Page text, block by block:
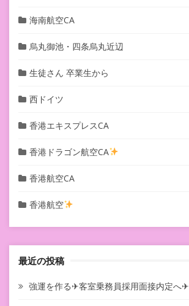
海南航空CA
烏丸御池・四条烏丸近辺
生徒さん 卒業生から
西ドイツ
香港エキスプレスCA
香港ドラゴン航空CA
香港航空CA
香港航空
最近の投稿
強運を作る✈客室乗務員採用面接内定へ✈